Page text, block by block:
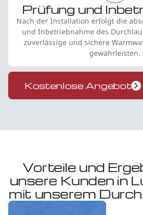
Prüfung und
Nach der Installation erfolgt die
und Inbetriebnahme des
zuverlässige und sichere
gewährleisten.
Kostenlose Angebot
Vorteile und
unsere Kunden in
mit unserem